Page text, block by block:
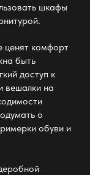
шкафы
ценят комфорт
быть
доступ к
вешалки на
о
обуви и